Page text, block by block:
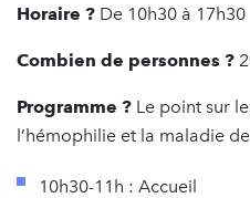
Horaire ? De 10h30 à 17h30
Combien de personnes ?
Programme ? Le point sur
l’hémophilie et la maladie
10h30-11h : Accueil